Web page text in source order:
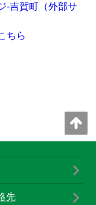
-吉賀町（外部サ
ちら
先